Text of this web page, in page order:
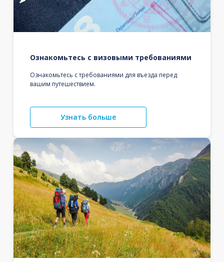
Ознакомьтесь с визовыми требованиями
Ознакомьтесь с требованиями для въезда перед
вашим путешествием.
Узнать больше